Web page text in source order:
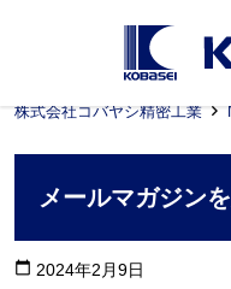
株式会社コバヤシ精密工業
メールマガジン
calendar_today 2024年2月9日